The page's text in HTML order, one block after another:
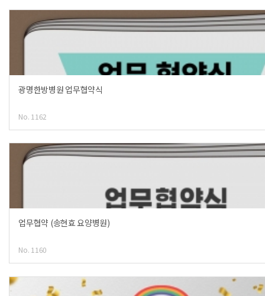
광명한방병원 업무협약식
No. 1162
업무협약 (송현효 요양병원)
No. 1160